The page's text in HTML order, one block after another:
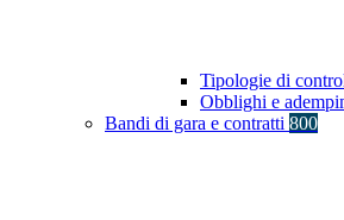
Tipologie di
Obblighi e
Bandi di gara e contratti 800